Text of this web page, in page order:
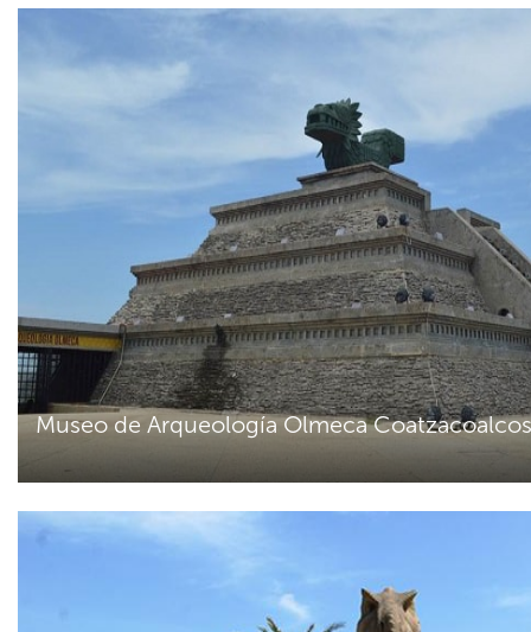
Museo de Arqueología Olmeca Coatzacoalcos